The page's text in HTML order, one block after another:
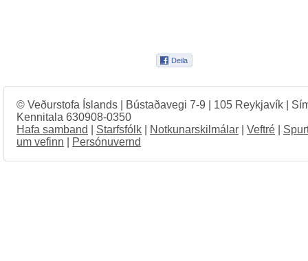
© Veðurstofa Íslands | Bústaðavegi 7-9 | 105 Reykjavík |
Kennitala 630908-0350
Hafa samband
Starfsfólk Notkunarskilmálar Veftré
um vefinn
Persónuvernd